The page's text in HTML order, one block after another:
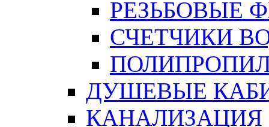
РЕЗЬБОВЫЕ
СЧЕТЧИКИ
ДУШЕВЫЕ
КАНАЛИЗАЦИЯ